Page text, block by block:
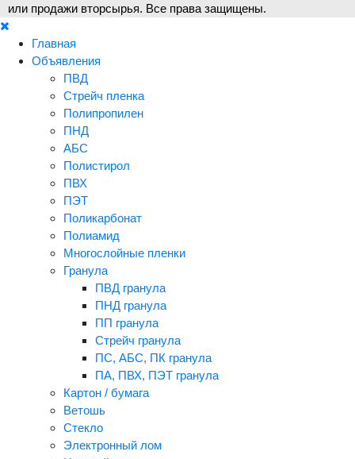
или продажи вторсырья. Все права защищены.
Главная
Объявления
ПВД
Стрейч пленка
Полипропилен
ПНД
АБС
Полистирол
ПВХ
ПЭТ
Поликарбонат
Полиамид
Многослойные пленки
Гранула
ПВД гранула
ПНД гранула
ПП гранула
Стрейч гранула
ПС, АБС, ПК гранула
ПА, ПВХ, ПЭТ гранула
Картон / бумага
Ветошь
Стекло
Электронный лом